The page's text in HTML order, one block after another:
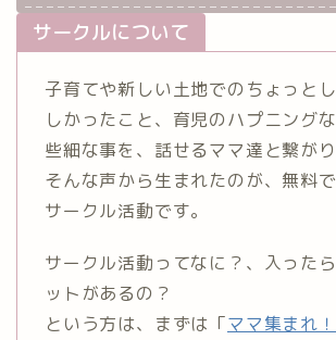
サークルについて
子育てや新しい土地でのちょっと
しかったこと、育児のハプニング
些細な事を、話せるママ達と繋がり
そんな声から生まれたのが、無料
サークル活動です。
サークル活動ってなに？、入った
ットがあるの？
という方は、まずは「ママ集まれ